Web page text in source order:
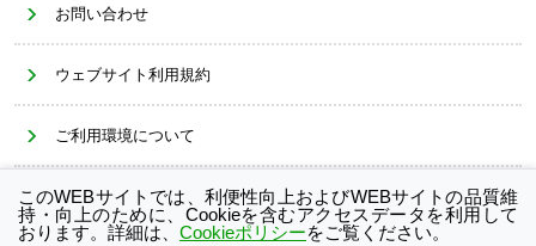
お問い合わせ
ウェブサイト利用規約
ご利用環境について
Cookieポリシー
このWEBサイトでは、利便性向上およびWEBサイトの品質維
持・向上のために、Cookieを含むアクセスデータを利用して
おります。詳細は、 Cookieポリシーをご覧ください。